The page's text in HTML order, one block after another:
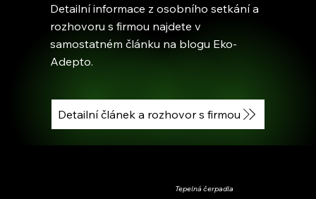
Detailní informace z osobního setkání a
rozhovoru s firmou najdete v
samostatném článku na blogu Eko-
Adepto.
Detailní článek a rozhovor s firmou
Tepelná čerpadla